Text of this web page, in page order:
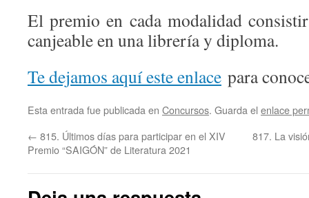
El premio en cada modalidad
canjeable en una librería y diploma.
Te dejamos aquí este enlace para
Esta entrada fue publicada en Concursos. Guarda el enlace
← 815. Últimos días para participar en el XIV
Premio “SAIGÓN” de Literatura 2021
817. La